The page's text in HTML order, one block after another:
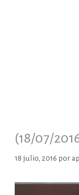
(18/07/
18 julio, 2016 por